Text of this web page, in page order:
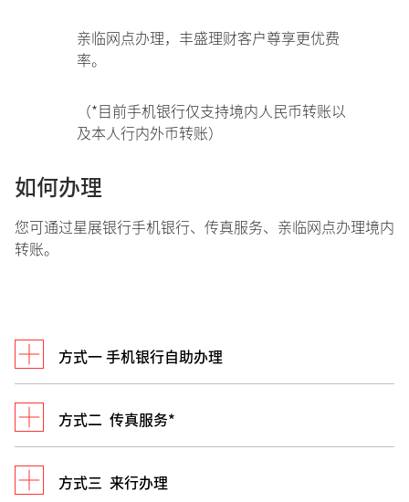
亲临网点办理，丰盛理财客户尊享更优费
率。
（*目前手机银行仅支持境内人民币转账以
及本人行内外币转账）
如何办理
您可通过星展银行手机银行、传真服务、亲临网点办理境内
转账。
方式一 手机银行自助办理
行操作。
方式二 传真服务*
方式三 来行办理